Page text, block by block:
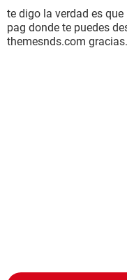
te digo la verdad es
pag donde te puedes
themesnds.com gracias.